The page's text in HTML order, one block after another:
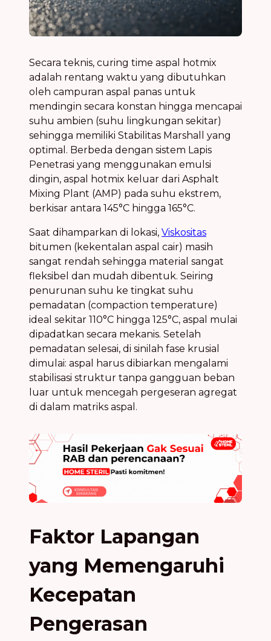
Secara teknis, curing time aspal hotmix
adalah rentang waktu yang dibutuhkan
oleh campuran aspal panas untuk
mendingin secara konstan hingga mencapai
suhu ambien (suhu lingkungan sekitar)
sehingga memiliki Stabilitas Marshall yang
optimal. Berbeda dengan sistem Lapis
Penetrasi yang menggunakan emulsi
dingin, aspal hotmix keluar dari Asphalt
Mixing Plant (AMP) pada suhu ekstrem,
berkisar antara 145°C hingga 165°C.
Saat dihamparkan di lokasi, Viskositas
bitumen (kekentalan aspal cair) masih
sangat rendah sehingga material sangat
fleksibel dan mudah dibentuk. Seiring
penurunan suhu ke tingkat suhu
pemadatan (compaction temperature)
ideal sekitar 110°C hingga 125°C, aspal mulai
dipadatkan secara mekanis. Setelah
pemadatan selesai, di sinilah fase krusial
dimulai: aspal harus dibiarkan mengalami
stabilisasi struktur tanpa gangguan beban
luar untuk mencegah pergeseran agregat
di dalam matriks aspal.
Faktor Lapangan
yang Memengaruhi
Kecepatan
Pengerasan